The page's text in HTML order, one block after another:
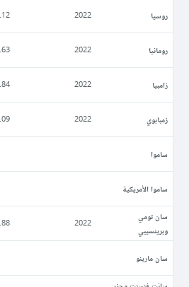
روسيا 2022
رومانيا 2022
زامبيا 2022
زمبابوي 2022
ساموا
ساموا الأمريكية
سان تومي
وبرينسيبي
2022
سان مارينو